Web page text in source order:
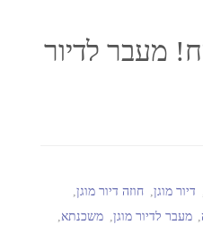
מעבר לדיור
דיור מוגן חוזה דיור מוגן,
, מעבר לדיור מוגן משכנתא